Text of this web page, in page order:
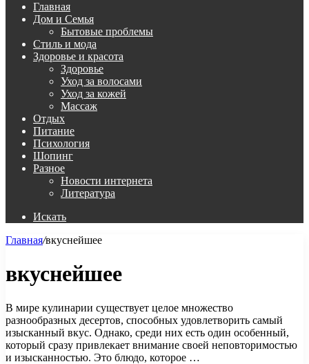
Главная
Дом и Семья
Бытовые проблемы
Стиль и мода
Здоровье и красота
Здоровье
Уход за волосами
Уход за кожей
Массаж
Отдых
Питание
Психология
Шопинг
Разное
Новости интернета
Литература
Искать
Главная/вкуснейшее
вкуснейшее
В мире кулинарии существует целое множество
разнообразных десертов, способных удовлетворить самый
изысканный вкус. Однако, среди них есть один особенный,
который сразу привлекает внимание своей неповторимостью
и изысканностью. Это блюдо, которое …